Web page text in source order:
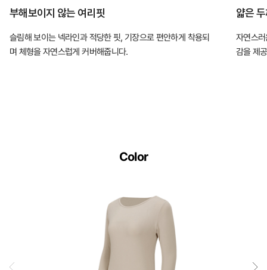
부해보이지 않는 여리핏
슬림해 보이는 넥라인과 적당한 핏, 기장으로 편안하게 착용되
며 체형을 자연스럽게 커버해줍니다.
얇은
자연스
감을 제
Color